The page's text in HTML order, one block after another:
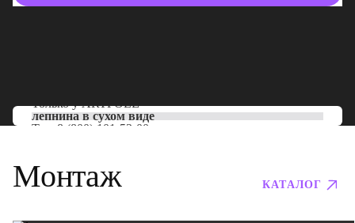
Только уARTPOLE
лепнина в сухом виде
Тел: 8 (800) 101-53-00
Монтаж КАТАЛОГ